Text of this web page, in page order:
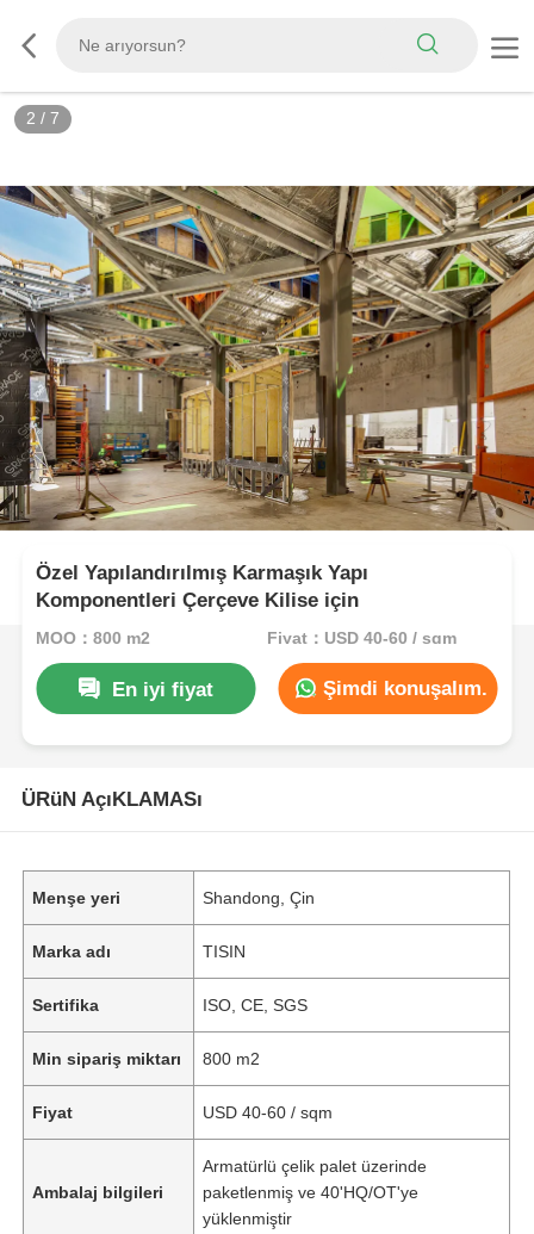
3 / 7
Özel Yapılandırılmış Karmaşık Yapı
Komponentleri Çerçeve Kilise için
MOQ：800 m2 Fiyat：USD 40-60 / sqm
En iyi fiyat Şimdi konuşalım.
ÜRüN AçıKLAMASı
Menşe yeri Shandong, Çin
Marka adı TISIN
Sertifika ISO, CE, SGS
Min sipariş miktarı 800 m2
Fiyat USD 40-60 / sqm
Ambalaj bilgileri
Armatürlü çelik palet üzerinde
paketlenmiş ve 40'HQ/OT'ye
yüklenmiştir